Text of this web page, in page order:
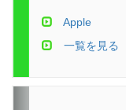
Apple
一覧を見る